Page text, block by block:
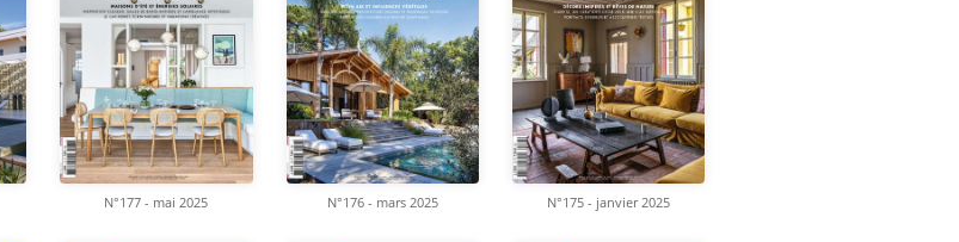
N°177 - mai 2025 N°176 - mars 2025 N°175 - janvier 2025